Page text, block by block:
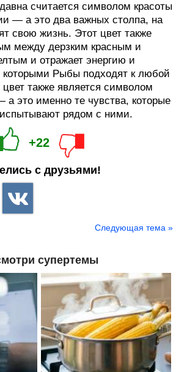
считается символом красоты
— а это два важных столпа, на
свою жизнь. Этот цвет также
между дерзким красным и
и отражает энергию и
которыми Рыбы подходят к любой
также является символом
это именно те чувства, которые
рядом с ними.
+22
с друзьями!
Следующая тема »
супертемы